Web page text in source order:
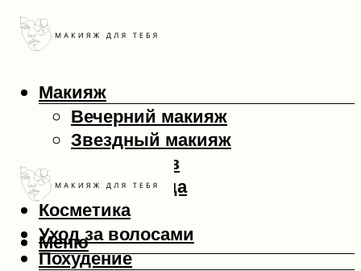
Макияж
Вечерний макияж
Звездный макияж
Макияж глаз
Макияж лица
Косметика
Уход за волосами
Похудение
Меню